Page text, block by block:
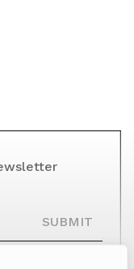
SUBMIT